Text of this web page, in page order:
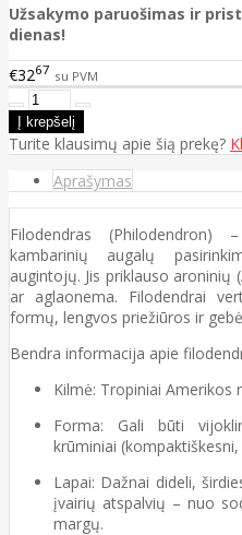
Užsakymo paruošimas ir
dienas!
€3267 su PVM
Turite klausimų apie šią prekę?
Aprašymas
Filodendras
kambarinių augalų
augintojų. Jis priklauso aroninių
ar aglaonema. Filodendrai
formų, lengvos priežiūros ir
Bendra informacija apie
Kilmė: Tropiniai Amerikos
Forma: Gali būti
krūminiai
Lapai: Dažnai dideli,
įvairių atspalvių – nuo
margų.